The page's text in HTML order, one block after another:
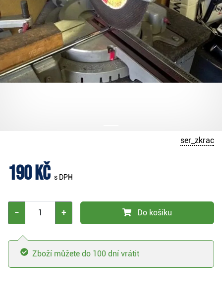
ser_zkrac
190 Kč s DPH
− + Do košíku
Zboží můžete do 100 dní vrátit